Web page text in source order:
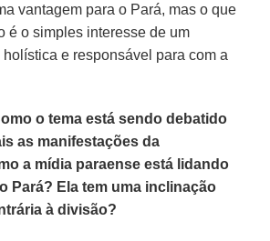
vantagem para o Pará, mas o que
é o simples interesse de um
e responsável para com a
o tema está sendo debatido
as manifestações da
a mídia paraense está lidando
Pará? Ela tem uma inclinação
à divisão?